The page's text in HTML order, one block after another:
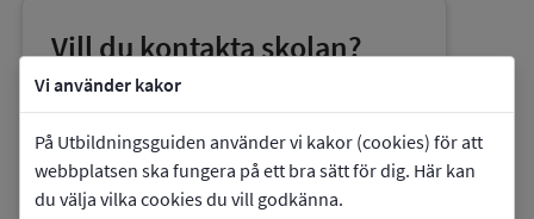
Vi använder kakor
På Utbildningsguiden använder vi kakor (cookies) för att
webbplatsen ska fungera på ett bra sätt för dig. Här kan
du välja vilka cookies du vill godkänna.
Vill du kontakta skolan?
phoneTelefon:0586-61510
E-post: bregardsskolan@karlskoga.se
link Webbplats:Bregårdsskolan 7-9